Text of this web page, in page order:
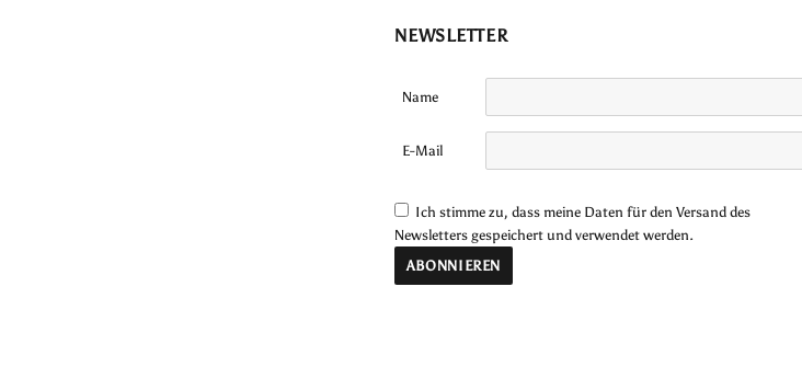
NEWSLETTER
Name
E-Mail
Ich stimme zu, dass meine Daten für den Versand des
Newsletters gespeichert und verwendet werden.